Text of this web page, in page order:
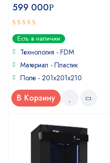
599 000Р
5out of 5
Есть в наличии
Технология - FDM
Материал - Пластик
Поле - 201х201х210
В Корзину